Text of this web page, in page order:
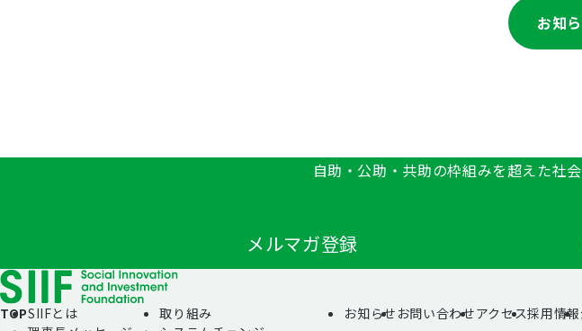
お知
自助・公助・共助の枠組みを超えた社
メルマガ登録
TOPSIIFとは
取り組み
お知らせ お問い合わせアクセス採用情報